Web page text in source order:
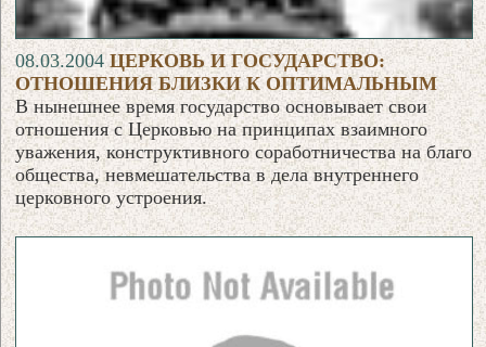
08.03.2004ЦЕРКОВЬ И ГОСУДАРСТВО:
ОТНОШЕНИЯ БЛИЗКИ К ОПТИМАЛЬНЫМ
В нынешнее время государство основывает свои
отношения с Церковью на принципах взаимного
уважения, конструктивного соработничества на благо
общества, невмешательства в дела внутреннего
церковного устроения.